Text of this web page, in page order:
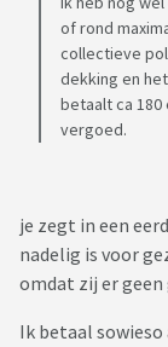
of rond
collectieve
dekking en
betaalt ca 180
vergoed.
je zegt in een
nadelig is voor
omdat zij er geen
Ik betaal